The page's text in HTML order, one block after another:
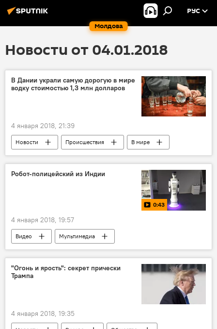
Молдова
РУС
Новости от 04.01.2018
В Дании украли самую дорогую в мире
водку стоимостью 1,3 млн долларов
4 января 2018, 21:39
Новости Происшествия
В мире
Дания
воровство водка
Робот-полицейский из Индии
0:43
4 января 2018, 19:57
Видео Мультимедиа
"Огонь и ярость": секрет прически
Трампа
4 января 2018, 19:35